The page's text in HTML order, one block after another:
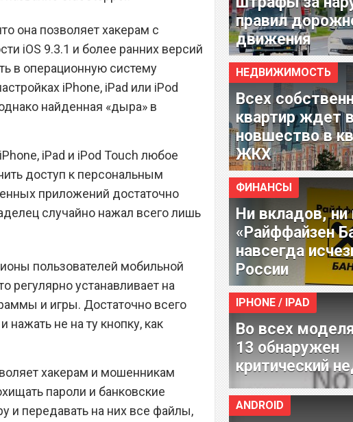
она позволяет хакерам с
iOS 9.3.1 и более ранних версий
в операционную систему
iPhone, iPad или iPod
найденная «дыра» в
iPad и iPod Touch любое
доступ к персональным
приложений достаточно
случайно нажал всего лишь
пользователей мобильной
регулярно устанавливает на
и игры. Достаточно всего
не на ту кнопку, как
хакерам и мошенникам
пароли и банковские
и передавать на них все файлы,
правил
движения
НЕДВИЖИМОСТЬ
Всех
квартир ждет
новшество в
ЖКХ
ФИНАНСЫ
Ни вкладов,
«Райффайзен
навсегда
России
IPHONE / IPAD
Во всех
13 обнаружен
критический
ANDROID